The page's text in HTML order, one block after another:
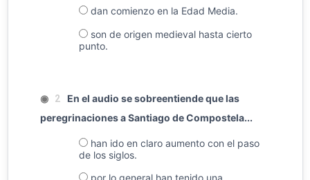
dan comienzo en la Edad Media.
son de origen medieval hasta cierto
punto.
◉ 2
En el audio se sobreentiende que las
peregrinaciones a Santiago de Compostela...
han ido en claro aumento con el paso
de los siglos.